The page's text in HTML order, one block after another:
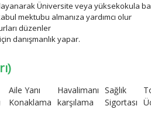
Üniversite veya yüksekokula
mektubu almanıza yardımcı olur
düzenler
danışmanlık yapar.
Aile Yanı
Konaklama
Havalimanı
karşılama
Sağlık
Sigortası